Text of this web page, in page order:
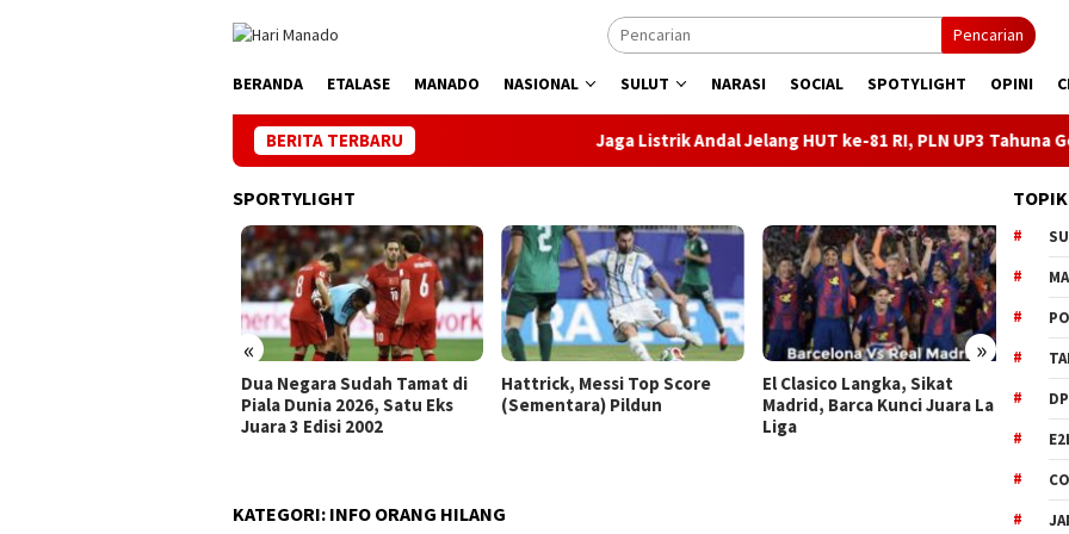
Pencarian
BERANDA ETALASE MANADO NASIONAL SULUT NARASI SOCIAL SPOTYLIGHT OPINI
BERITA TERBARU Jaga Listrik Andal Jelang HUT ke-81 RI, PLN UP3 Tahuna Gelar Apel dan
SPORTYLIGHT
« »
Dua Negara Sudah Tamat di
Piala Dunia 2026, Satu Eks
Juara 3 Edisi 2002
Hattrick, Messi Top Score
(Sementara) Pildun
El Clasico Langka, Sikat
Madrid, Barca Kunci Juara La
Liga
Tepat
KATEGORI: INFO ORANG HILANG